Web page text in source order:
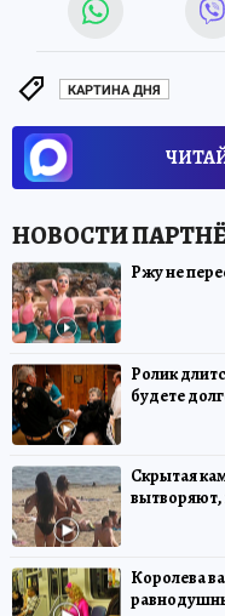
КАРТИНА ДНЯ
Ржу не
Ролик
будете
Скрытая
вытворяют,
Королева